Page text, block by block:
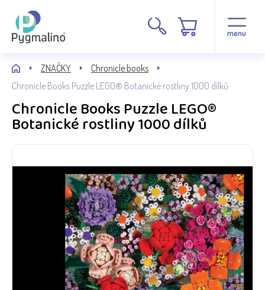
menu
ZNAČKY
Chronicle books
Chronicle Books Puzzle LEGO® Botanické rostliny 1000 dílků
Chronicle Books Puzzle LEGO®
Botanické rostliny 1000 dílků